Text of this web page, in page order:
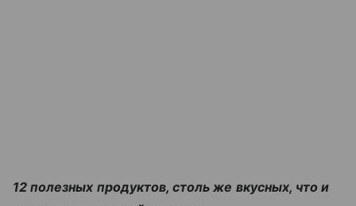
12 полезных продуктов, столь же вкусных, что и